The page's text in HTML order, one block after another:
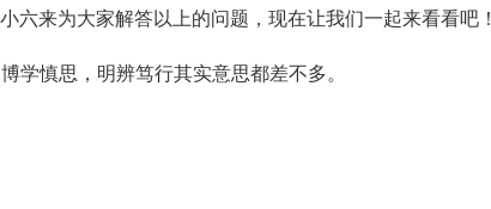
来为大家解答以上的问题，现在让我们一起来看看吧！
学慎思，明辨笃行其实意思都差不多。